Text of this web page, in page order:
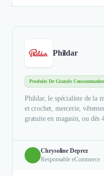
Phildar
Produits De Grande Consommation
Phildar, le spécialiste de la
et crochet, mercerie,
gratuite en magasin, ou dès
Chrysoline Deprez
Responsable eCommerce